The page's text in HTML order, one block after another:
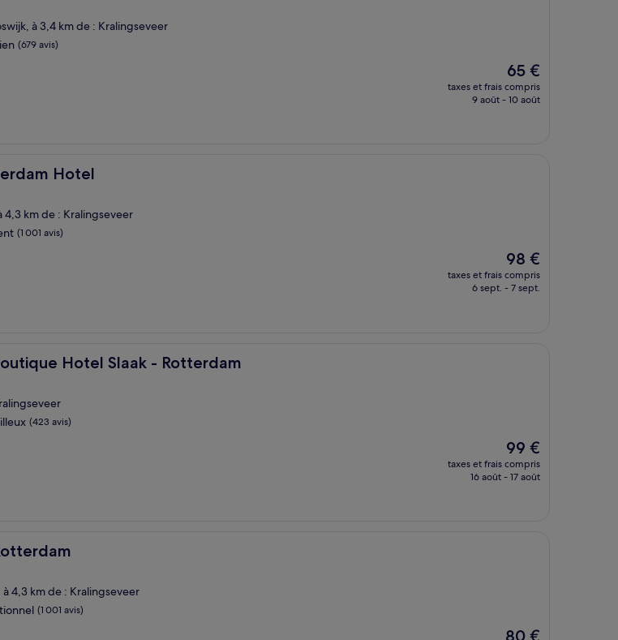
à 3,4 km de : Kralingseveer
(679 avis)
Le
nouveau
prix
65 €
taxes et frais compris
9 août - 10 août
Hotel
Hotel
4,3 km de : Kralingseveer
(1 001 avis)
Le
nouveau
prix
98 €
taxes et frais compris
6 sept. - 7 sept.
Hotel Slaak - Rotterdam
Hotel Slaak - Rotterdam
(423 avis)
Le
nouveau
prix
99 €
taxes et frais compris
16 août - 17 août
4,3 km de : Kralingseveer
(1 001 avis)
Le
80 €